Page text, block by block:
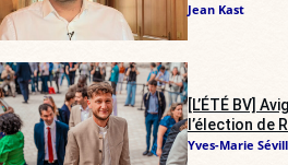
Jean Kast
[L’ÉTÉ BV]
l’élection de
Yves-Marie